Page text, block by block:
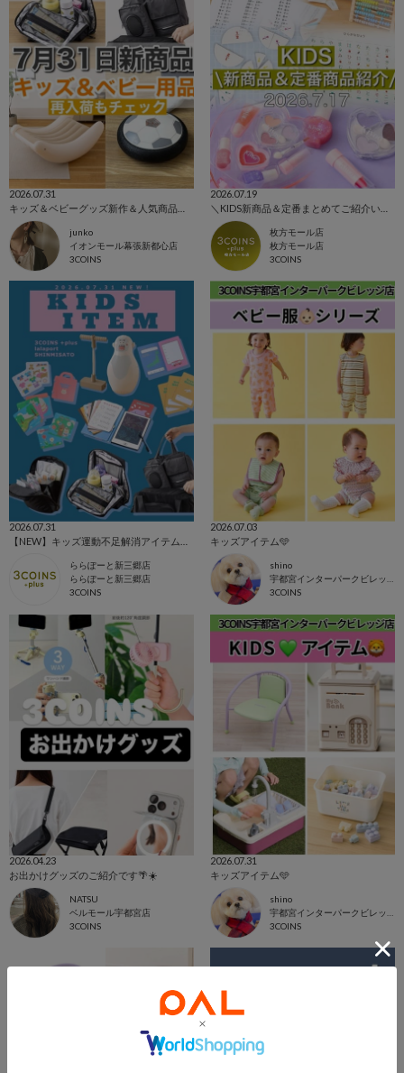
2026.07.31
junko
イオンモール幕張新都心店
3COINS
2026.07.19
枚方モール店
枚方モール店
3COINS
2026.07.31
ららぽーと新三郷店
ららぽーと新三郷店
3COINS
2026.07.03
キッズアイテム🩵
shino
3COINS
2026.04.23
お出かけグッズのご紹介です🌴☀️
NATSU
ベルモール宇都宮店
3COINS
2026.07.31
キッズアイテム🩵
shino
3COINS